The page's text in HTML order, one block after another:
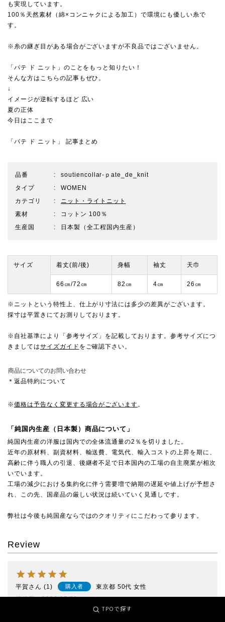
も実現しています。
100％天然素材（綿×コンニャクによる加工）で環境にも優しい糸で
す。
※糸の継ぎ目がある場合がございますが不良品ではございません。
「パテ ド ニット」のことをもっと知りたい！
そんな方はこちらの記事もぜひ。
↓
イメージが逆転するほど 広い
夏の正体
今日はここまで
「パテ ド ニット」 記事まとめ
品番
soutiencollar-ｐate_de_knit
タイプ
WOMEN
カテゴリ
ニット・ライトニット
素材
コットン 100％
生産国
日本製（全工程国内生産）
サイズ 着丈(前/後) 身幅 袖丈 天巾
66㎝/72㎝ 82㎝ 4㎝ 26㎝
※ニットという特性上、仕上がり寸法には多少の差異がございます。
採寸は平置きにてお測りしております。
※自社基準により「参考サイズ」を記載しております。参考サイズにつ
きましてはサイズガイド をご確認下さい。
商品についてのお問い合わせ
＊返品特約について
※価格は予告なく変更する場合がございます。
「純国内生産（日本製）商品について」
純国内生産の洋服は国内での全体流通量の2％を切りました。
近年の原材料、副資材料、輸送費、電気代、輸入コストの上昇を期に、
高齢に伴う職人の引退、後継者不足で日本国内の工場の自主廃業が相次
いでいます。
工場の減少における集約化に伴う需要増で納期の遅延や値上げが予想さ
れ、この先、国産品の厳しい状況は続いていく見通しです。
弊社は今後も純国産ならではのクオリティにこだわって参ります。
Review
平賀 1 購入者 東京都 50代 女性
投稿日
2026/07/28
ずっと気になっていたミストブルーを購入しました。グリーンが
TPOで探す